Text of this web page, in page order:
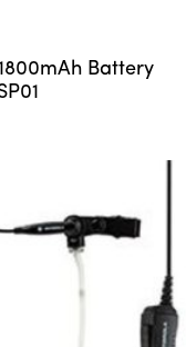
Battery